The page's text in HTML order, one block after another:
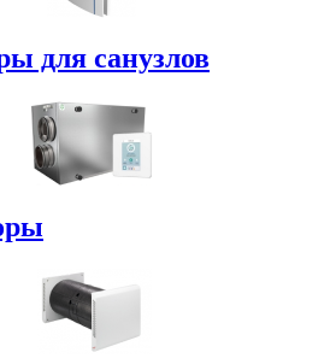
для санузлов